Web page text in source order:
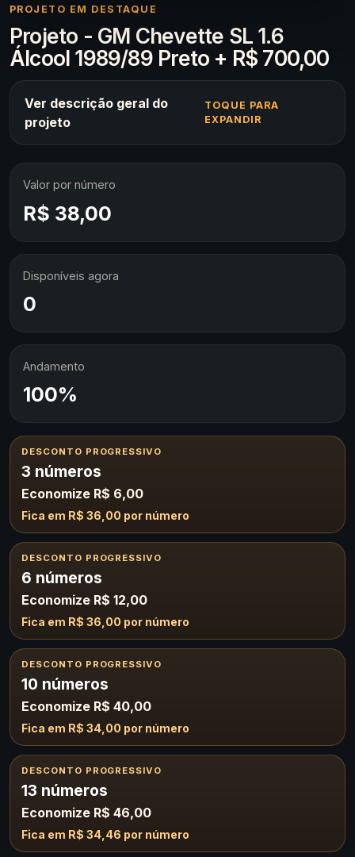
PROJETO EM DESTAQUE
Projeto - GM Chevette SL 1.6
Álcool 1989/89 Preto + R$ 700,00
Ver descrição geral do
projeto
TOQUE PARA
EXPANDIR
Valor por número
R$ 38,00
Disponíveis agora
0
Andamento
100%
DESCONTO PROGRESSIVO
3 números
Economize R$ 6,00
Fica em R$ 36,00 por número
DESCONTO PROGRESSIVO
6 números
Economize R$ 12,00
Fica em R$ 36,00 por número
DESCONTO PROGRESSIVO
10 números
Economize R$ 40,00
Fica em R$ 34,00 por número
DESCONTO PROGRESSIVO
13 números
Economize R$ 46,00
Fica em R$ 34,46 por número